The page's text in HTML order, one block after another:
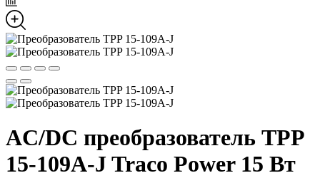
AC/DC преобразователь TPP
15-109A-J Traco Power 15 Вт